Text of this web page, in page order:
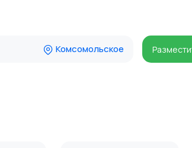
Комсомольское